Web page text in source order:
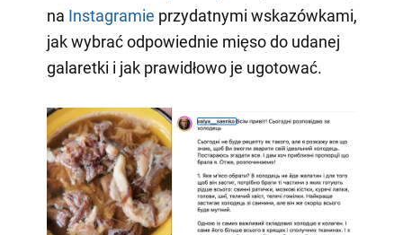
Video
na Instagramie przydatnymi wskazówkami,
jak wybrać odpowiednie mięso do udanej
galaretki i jak prawidłowo je ugotować.